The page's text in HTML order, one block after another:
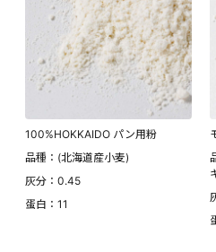
100%HOKKAIDO パン用粉
品種：(北海道産小麦)
灰分：0.45
蛋白：11